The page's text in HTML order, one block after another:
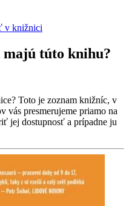
v knižnici
túto knihu?
Toto je zoznam knižníc, v
vás presmerujeme priamo na
jej dostupnosť a prípadne ju